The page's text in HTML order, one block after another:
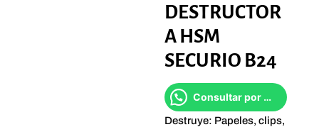
DESTRUCTOR
A HSM
SECURIO B24
Consultar por Whatsapp
Destruye: Papeles, clips,